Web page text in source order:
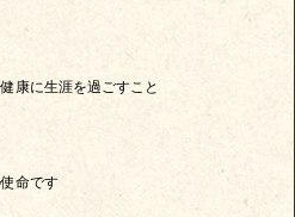
康に生涯を過ごすこと
命です